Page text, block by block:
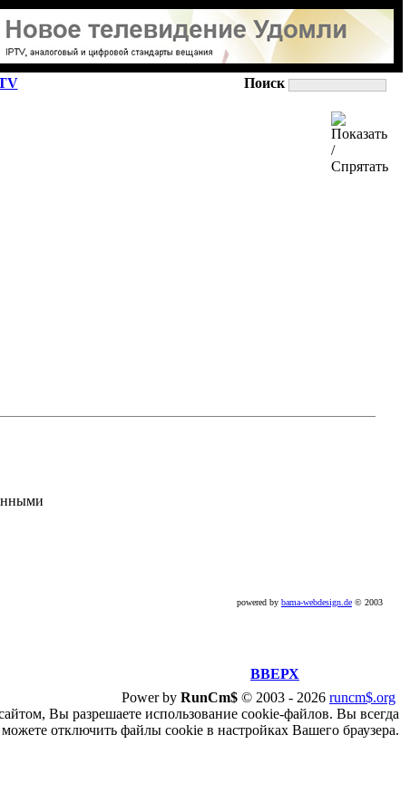
Поиск
powered by bama-webdesign.de © 2003
ВВЕРХ
Power by RunCm$ © 2003 - 2026 runcm$.org
Вы разрешаете использование cookie-файлов. Вы всегда
можете отключить файлы cookie в настройках Вашего браузера.